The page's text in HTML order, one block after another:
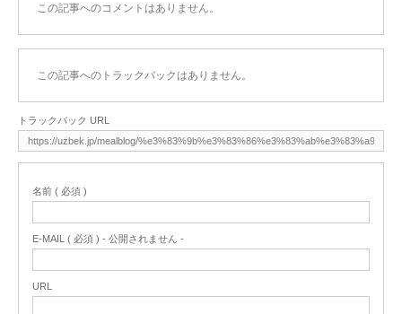
この記事へのコメントはありません。
この記事へのトラックバックはありません。
トラックバック URL
名前 ( 必須 )
E-MAIL ( 必須 ) - 公開されません -
URL